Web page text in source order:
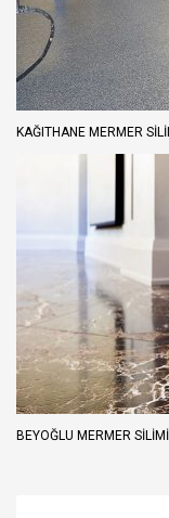
KAĞITHANE MERMER
BEYOĞLU MERMER